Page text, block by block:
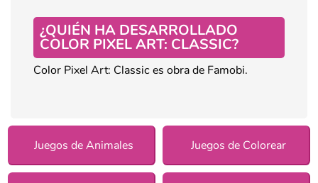
¿QUIÉN HA DESARROLLADO
COLOR PIXEL ART: CLASSIC?
Color Pixel Art: Classic es obra de Famobi.
Juegos de Animales Juegos de Colorear